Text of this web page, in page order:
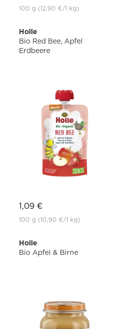
100 g (12,90 €/1 kg)
Holle
Bio Red Bee, Apfel
Erdbeere
1,09 €
100 g (10,90 €/1 kg)
Holle
Bio Apfel & Birne